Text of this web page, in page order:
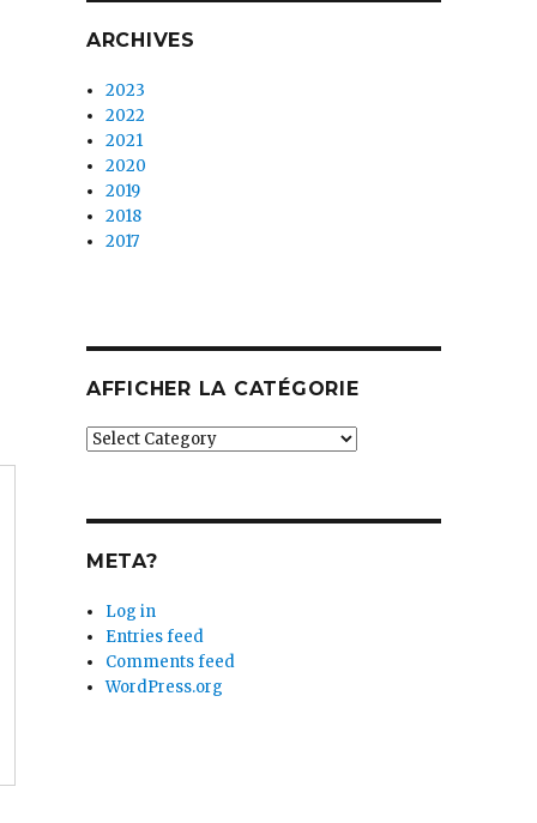
ARCHIVES
2023
2022
2021
2020
2019
2018
2017
AFFICHER LA CATÉGORIE
Afficher
META?
Log in
Entries feed
Comments feed
WordPress.org